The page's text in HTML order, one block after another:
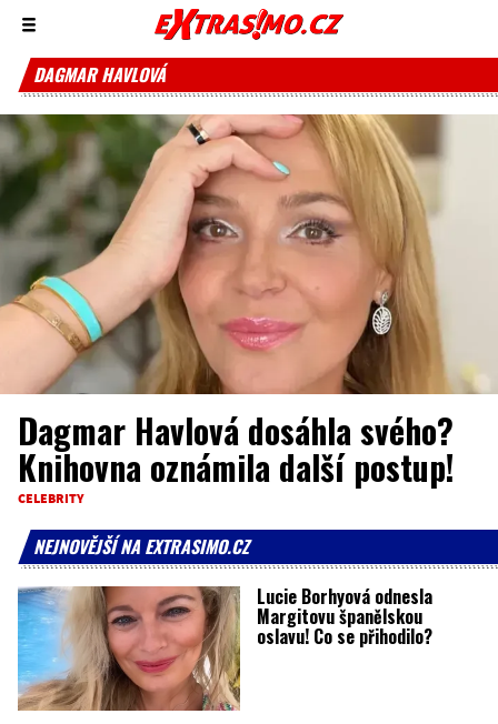
Zobrazit/skrýt
DAGMAR HAVLOVÁ
Dagmar Havlová dosáhla svého?
Knihovna oznámila další postup!
CELEBRITY
NEJNOVĚJŠÍ NA EXTRASIMO.CZ
Lucie Borhyová odnesla
Margitovu španělskou
oslavu! Co se přihodilo?